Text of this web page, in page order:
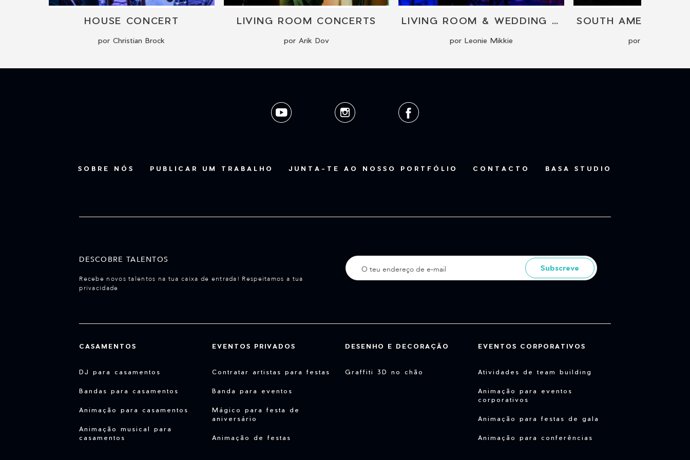
HOUSE CONCERT
por Christian Brock
LIVING ROOM CONCERTS
por Arik Dov
LIVING ROOM & WEDDING CONCERT
por Leonie Mikkie por Cisco Pema
SOBRE NÓS PUBLICAR UM TRABALHO JUNTA-TE AO NOSSO PORTFÓLIO CONTACTO BASA STUDIO
DESCOBRE TALENTOS
Recebe novos talentos na tua caixa de entrada! Respeitamos a tua
privacidade
Subscreve
CASAMENTOS
DJ para casamentos
Bandas para casamentos
Animação para casamentos
Animação musical para
casamentos
EVENTOS PRIVADOS
Contratar artistas para festas
Banda para eventos
Mágico para festa de
aniversário
Animação de festas
DESENHO E DECORAÇÃO
Graffiti 3D no chão
EVENTOS CORPORATIVOS
Atividades de team building
Animação para eventos
corporativos
Animação para festas de gala
Animação para conferências